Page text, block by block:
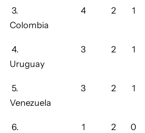
3.
Colombia
4 2 1
4.
Uruguay
3 2 1
5.
Venezuela
3 2 1
6.
1 2 0